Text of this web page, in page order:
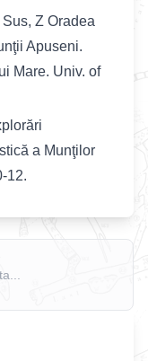
Z Oradea
Apuseni.
Mare. Univ. of
a Munţilor
12.